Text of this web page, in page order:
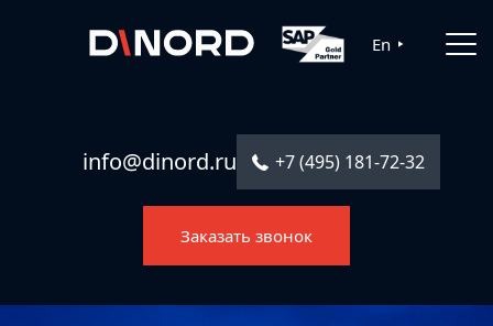
En
info@dinord.ru +7 (495) 181-72-32
Заказать звонок
Главная
Отрасли
О компании